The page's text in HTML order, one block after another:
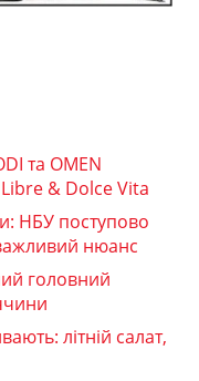
та OMEN
& Dolce Vita
НБУ поступово
нюанс
головний
літній салат,